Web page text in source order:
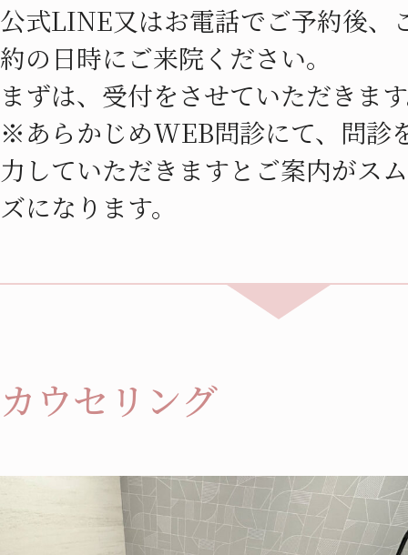
公式LINE又はお電話でご予約後、
約の日時にご来院ください。
まずは、受付をさせていただきま
※あらかじめWEB問診にて、問診
力していただきますとご案内がス
ズになります。
カウセリング